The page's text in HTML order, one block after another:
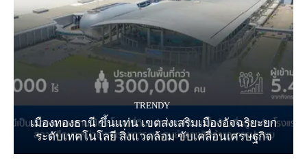
TRENDY
เมืองทองธานี ขึ้นแท่น เขตส่งเสริมเมืองอัจฉริยะยก
ระดับเทคโนโลยี สิ่งแวดล้อม ขับเคลื่อนเศรษฐกิจ